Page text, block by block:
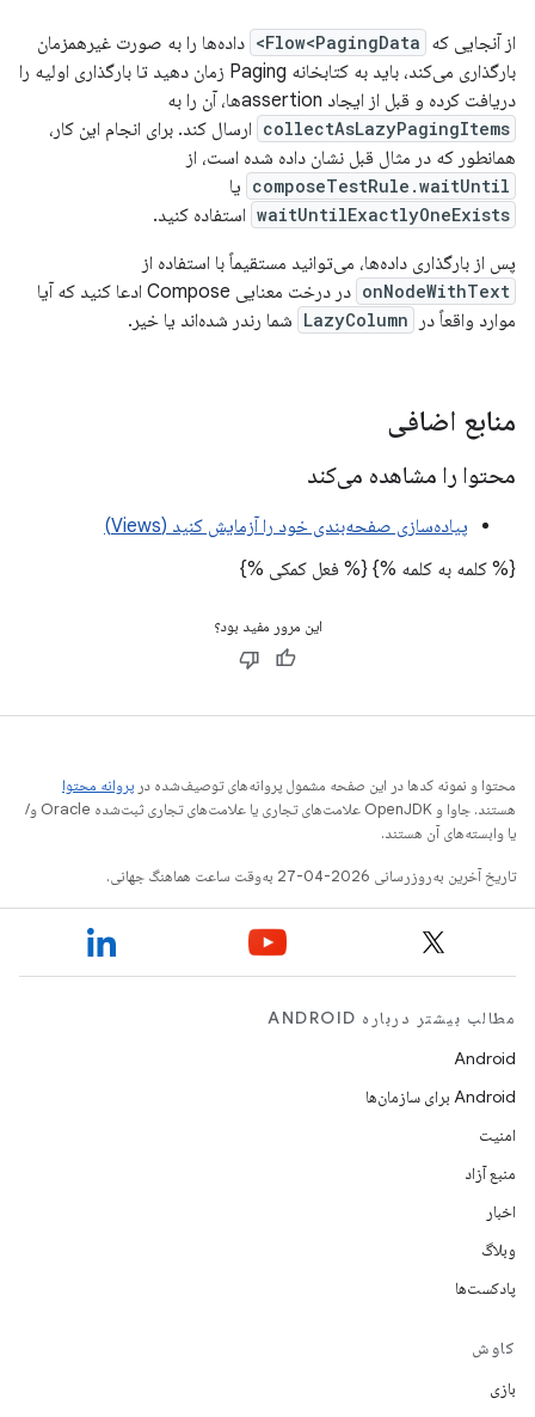
از آنجایی که Flow<PagingData>
داده‌ها را به صورت غیرهمزمان
بارگذاری می‌کند، باید به کتابخانه Paging زمان دهید تا بارگذاری اولیه را
دریافت کرده و قبل از ایجاد assertionها، آن را به
collectAsLazyPagingItems ارسال کند. برای انجام این کار،
همانطور که در مثال قبل نشان داده شده است، از
composeTestRule.waitUntil یا
waitUntilExactlyOneExists استفاده کنید.
پس از بارگذاری داده‌ها، می‌توانید مستقیماً با استفاده از
onNodeWithText
در درخت معنایی Compose ادعا کنید که آیا
موارد واقعاً در
LazyColumn شما رندر شده‌اند یا خیر.
منابع اضافی
محتوا را مشاهده می‌کند
پیاده‌سازی صفحه‌بندی خود را آزمایش کنید (Views)
{% کلمه به کلمه %} {% فعل کمکی %}
این مرور مفید بود؟
محتوا و نمونه کدها در این صفحه مشمول پروانه‌های توصیف‌شده در پروانه محتوا
هستند. جاوا و OpenJDK علامت‌های تجاری یا علامت‌های تجاری ثبت‌شده Oracle و/
یا وابسته‌های آن هستند.
تاریخ آخرین به‌روزرسانی 2026-04-27 به‌وقت ساعت هماهنگ جهانی.
مطالب بیشتر درباره ANDROID
Android
Android برای سازمان‌ها
امنیت
منبع آزاد
اخبار
وبلاگ
پادکست‌ها
کاوش
بازی